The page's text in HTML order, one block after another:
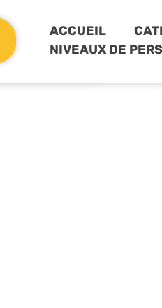
ACCUEIL
NIVEAUX DE